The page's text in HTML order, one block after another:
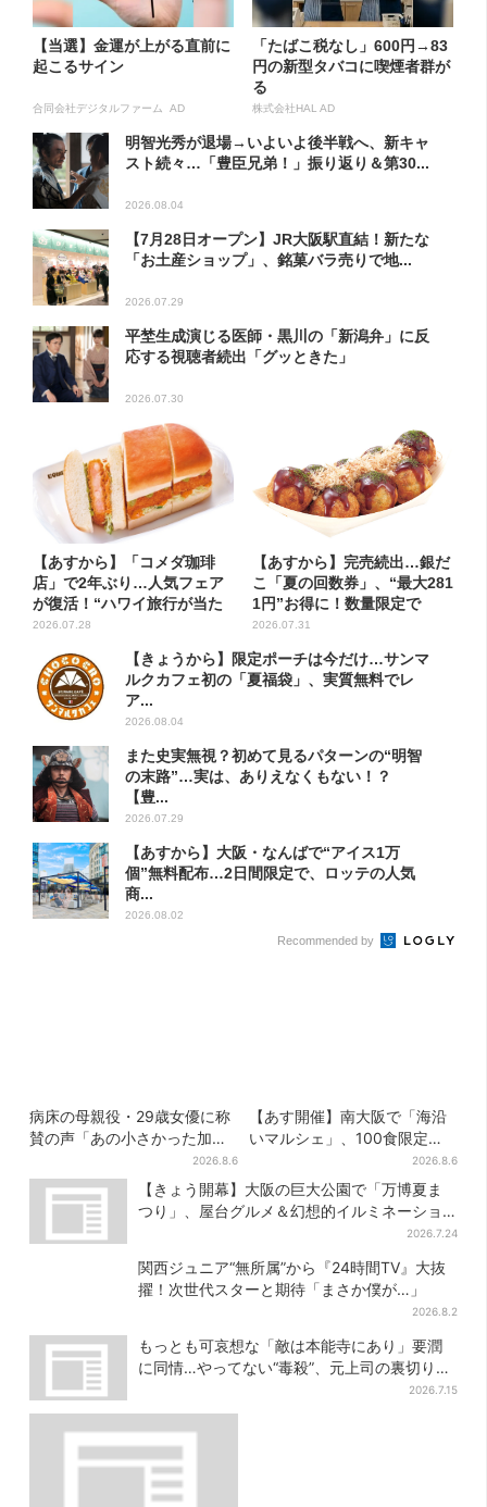
【当選】金運が上がる直前に
起こるサイン
合同会社デジタルファーム AD
「たばこ税なし」600円→83
円の新型タバコに喫煙者群が
る
株式会社HAL AD
明智光秀が退場→いよいよ後半戦へ、新キャ
スト続々…「豊臣兄弟！」振り返り＆第30...
2026.08.04
【7月28日オープン】JR大阪駅直結！新たな
「お土産ショップ」、銘菓バラ売りで地...
2026.07.29
平埜生成演じる医師・黒川の「新潟弁」に反
応する視聴者続出「グッときた」
2026.07.30
【あすから】「コメダ珈琲
店」で2年ぶり…人気フェア
が復活！“ハワイ旅行が当た
る”...
2026.07.28
【あすから】完売続出…銀だ
こ「夏の回数券」、“最大281
1円”お得に！数量限定で
2026.07.31
【きょうから】限定ポーチは今だけ…サンマ
ルクカフェ初の「夏福袋」、実質無料でレ
ア...
2026.08.04
また史実無視？初めて見るパターンの“明智
の末路”…実は、ありえなくもない！？
【豊...
2026.07.29
【あすから】大阪・なんばで“アイス1万
個”無料配布…2日間限定で、ロッテの人気
商...
2026.08.02
Recommended by
病床の母親役・29歳女優に称
賛の声「あの小さかった加恋
ちゃんが…」朝ドラ視聴者し
みじみ
2026.8.6
【あす開催】南大阪で「海沿
いマルシェ」、100食限定
「たこ飯」のふるまい＆キッ
ズ縁日も
2026.8.6
【きょう開幕】大阪の巨大公園で「万博夏ま
つり」、屋台グルメ＆幻想的イルミネーショ
2026.7.24
関西ジュニア“無所属”から『24時間TV』大抜
擢！次世代スターと期待「まさか僕が…」
2026.8.2
もっとも可哀想な「敵は本能寺にあり」要潤
に同情…やってない“毒殺”、元上司の裏切り
2026.7.15